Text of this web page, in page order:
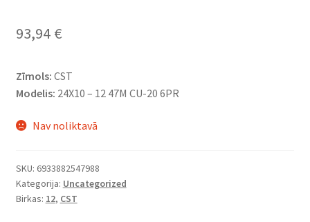
93,94 €
Zīmols: CST
Modelis: 24X10 – 12 47M CU-20 6PR
Nav noliktavā
SKU: 6933882547988
Kategorija: Uncategorized
Birkas: 12, CST